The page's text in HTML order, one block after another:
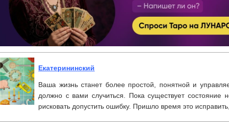
Екатерининский
Ваша жизнь станет более простой, понятной и
должно с вами случиться. Пока существует состояние
рисковать допустить ошибку. Пришло время это